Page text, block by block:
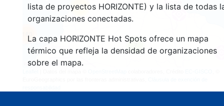
lista de proyectos HORIZONTE) y la lista de todas
organizaciones conectadas.
La capa HORIZONTE Hot Spots ofrece un mapa
térmico que refleja la densidad de organizaciones
sobre el mapa.
7
160
66